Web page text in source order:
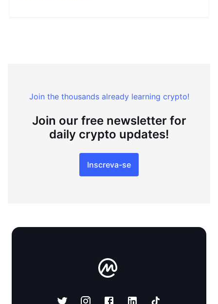
Join the thousands already learning crypto!
Join our free newsletter for
daily crypto updates!
Inscreva-se